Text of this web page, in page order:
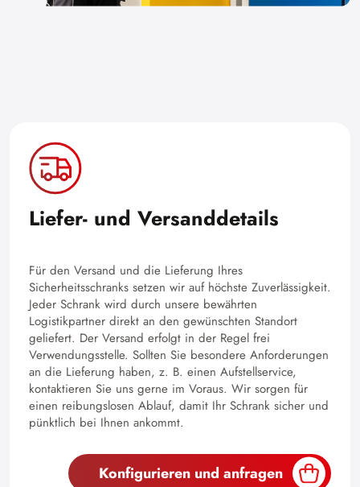
Liefer- und Versanddetails
Für den Versand und die Lieferung Ihres
Sicherheitsschranks setzen wir auf höchste Zuverlässigkeit.
Jeder Schrank wird durch unsere bewährten
Logistikpartner direkt an den gewünschten Standort
geliefert. Der Versand erfolgt in der Regel frei
Verwendungsstelle. Sollten Sie besondere Anforderungen
an die Lieferung haben, z. B. einen Aufstellservice,
kontaktieren Sie uns gerne im Voraus. Wir sorgen für
einen reibungslosen Ablauf, damit Ihr Schrank sicher und
pünktlich bei Ihnen ankommt.
Konfigurieren und anfragen